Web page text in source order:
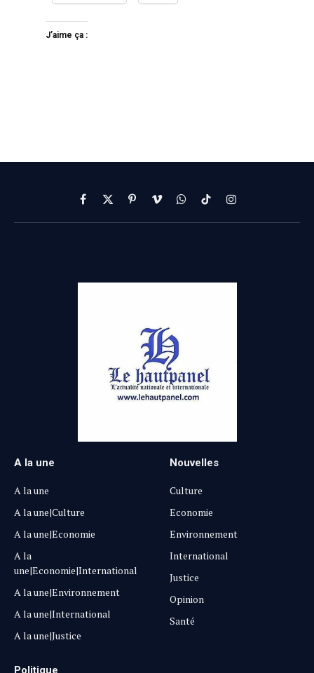
J’aime ça :
Facebook
X
(Twitter)
PinterestVimeoWhatsApp
TikTokInstagram
A la une
A la une
A la une|Culture
A la une|Economie
A la
une|Economie|International
A la une|Environnement
A la une|International
A la une|Justice
Nouvelles
Culture
Economie
Environnement
International
Justice
Opinion
Santé
Politique